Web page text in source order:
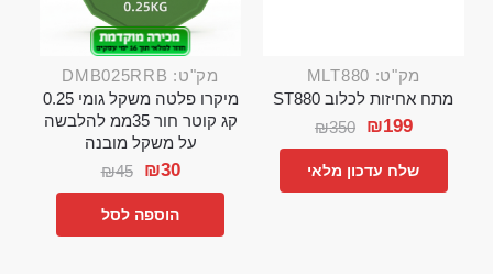
מק"ט: MLT880
מתח אחיזות לכלוב ST880
₪350 ₪199
שלח עדכון מלאי
מק"ט: DMB025RRB
מיקרו פלטה משקל גומי 0.25
קג קוטר חור 35ממ להלבשה
על משקל מובנה
₪45 ₪30
הוספה לסל